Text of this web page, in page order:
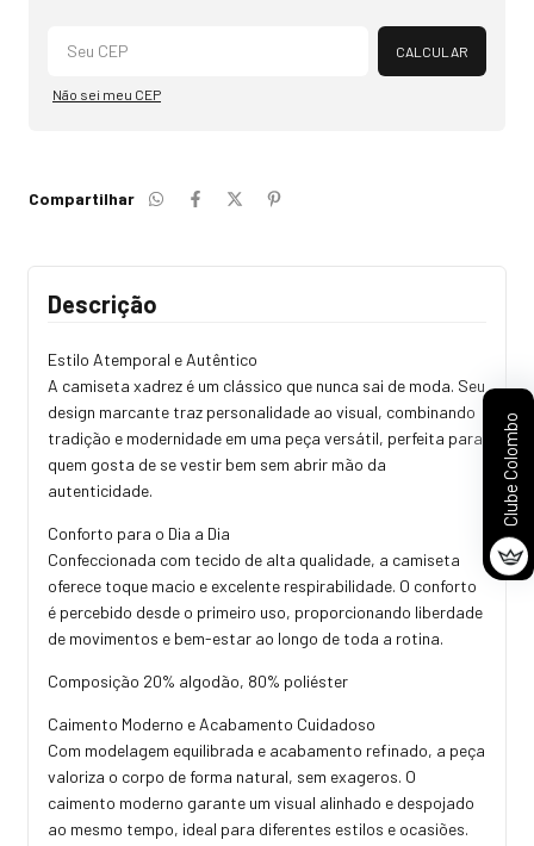
Alterar CEP
CALCULAR
Não sei meu CEP
Compartilhar
Descrição
Estilo Atemporal e Autêntico
A camiseta xadrez é um clássico que nunca sai de moda. Seu
design marcante traz personalidade ao visual, combinando
tradição e modernidade em uma peça versátil, perfeita para
quem gosta de se vestir bem sem abrir mão da
autenticidade.
Conforto para o Dia a Dia
Confeccionada com tecido de alta qualidade, a camiseta
oferece toque macio e excelente respirabilidade. O conforto
é percebido desde o primeiro uso, proporcionando liberdade
de movimentos e bem-estar ao longo de toda a rotina.
Composição 20% algodão, 80% poliéster
Caimento Moderno e Acabamento Cuidadoso
Com modelagem equilibrada e acabamento refinado, a peça
valoriza o corpo de forma natural, sem exageros. O
caimento moderno garante um visual alinhado e despojado
ao mesmo tempo, ideal para diferentes estilos e ocasiões.
Clube Colombo